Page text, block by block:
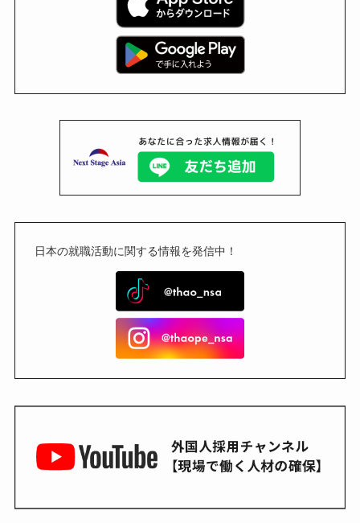
日本の就職活動に関する情報を発信中！